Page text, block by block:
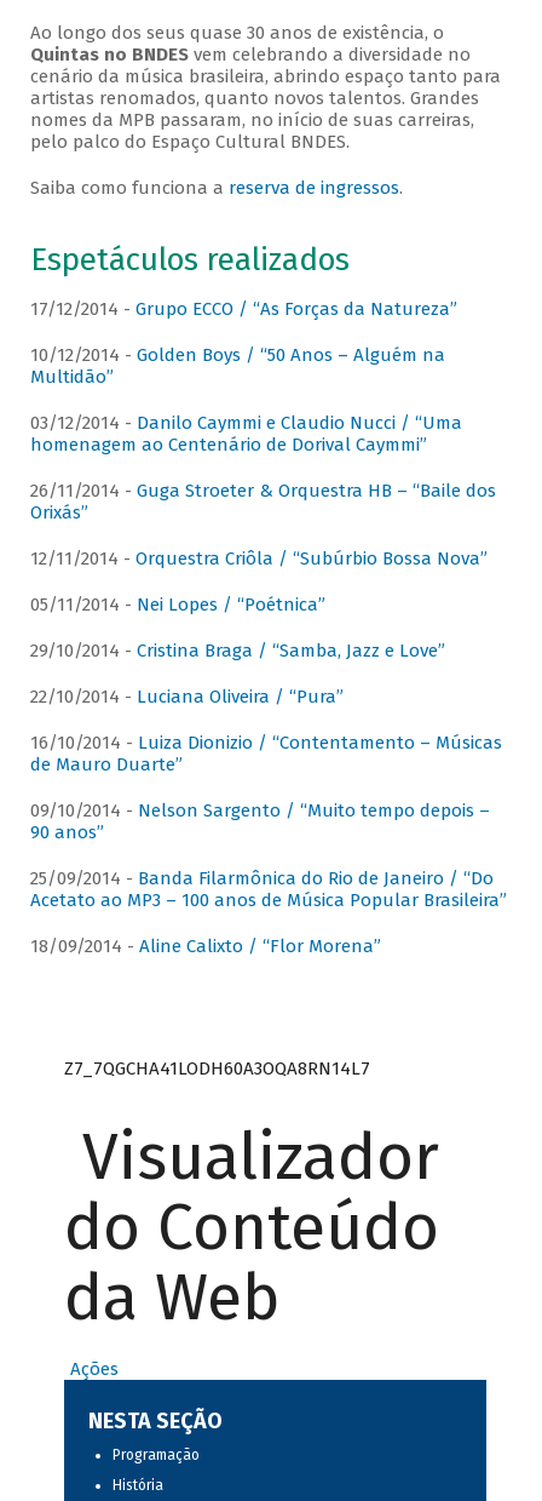
Ao longo dos seus quase 30 anos de existência, o
Quintas no BNDESvem celebrando a diversidade no
cenário da música brasileira, abrindo espaço tanto para
artistas renomados, quanto novos talentos. Grandes
nomes da MPB passaram, no início de suas carreiras,
pelo palco do Espaço Cultural BNDES.
Saiba como funciona a reserva de ingressos.
Espetáculos realizados
17/12/2014 - Grupo ECCO / “As Forças da Natureza”
10/12/2014 - Golden Boys / “50 Anos – Alguém na
Multidão”
03/12/2014 - Danilo Caymmi e Claudio Nucci / “Uma
homenagem ao Centenário de Dorival Caymmi”
26/11/2014 - Guga Stroeter & Orquestra HB – “Baile dos
Orixás”
12/11/2014 - Orquestra Criôla / “Subúrbio Bossa Nova”
05/11/2014 - Nei Lopes / “Poétnica”
29/10/2014 - Cristina Braga / “Samba, Jazz e Love”
22/10/2014 - Luciana Oliveira / “Pura”
16/10/2014 - Luiza Dionizio / “Contentamento – Músicas
de Mauro Duarte”
09/10/2014 - Nelson Sargento / “Muito tempo depois –
90 anos”
25/09/2014 - Banda Filarmônica do Rio de Janeiro / “Do
Acetato ao MP3 – 100 anos de Música Popular Brasileira”
18/09/2014 - Aline Calixto / “Flor Morena”
Z7_7QGCHA41LODH60A3OQA8RN14L7
Visualizador
do Conteúdo
da Web
Ações
NESTA SEÇÃO
Programação
História